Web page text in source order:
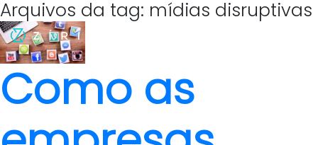
Arquivos da tag: mídias disruptivas
Como as